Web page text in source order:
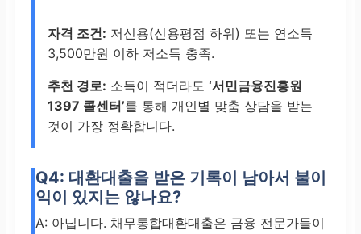
자격 조건: 저신용(신용평점 하위) 또는 연소득
3,500만원 이하 저소득 충족.
추천 경로: 소득이 적더라도‘서민금융진흥원
1397 콜센터’를 통해 개인별 맞춤 상담을 받는
것이 가장 정확합니다.
Q4: 대환대출을 받은 기록이 남아서 불이
익이 있지는 않나요?
A: 아닙니다. 채무통합대환대출은 금융 전문가들이